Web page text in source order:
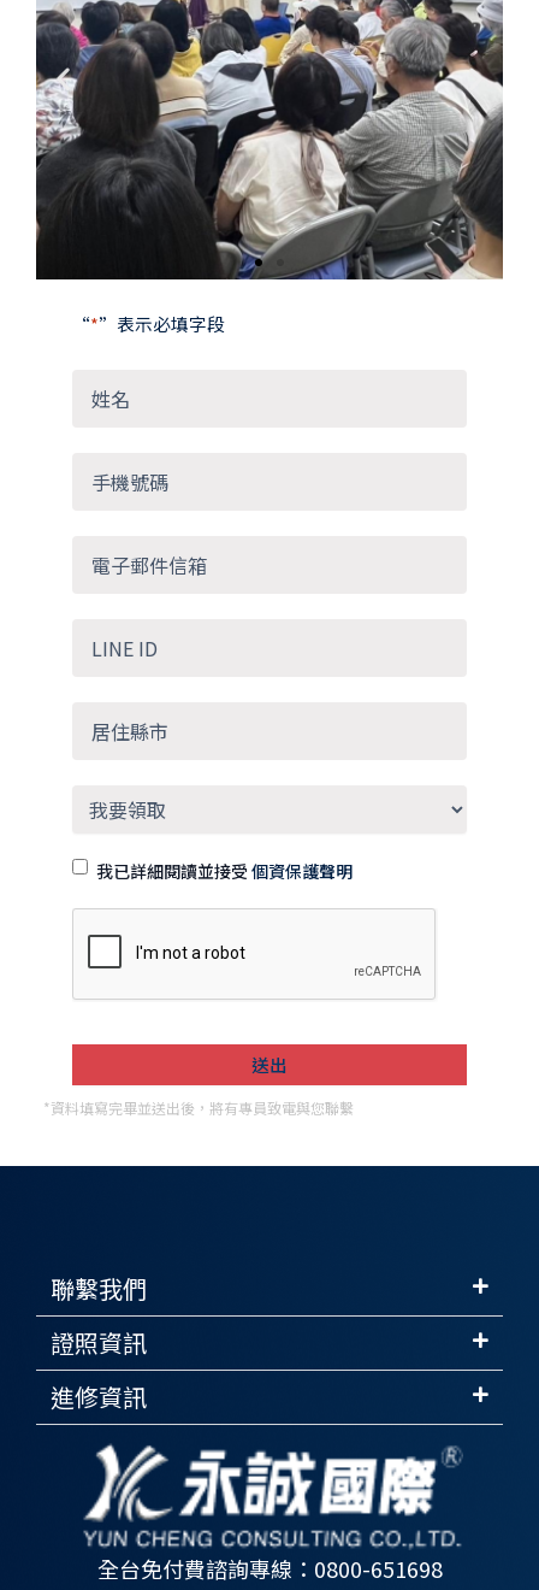
“*”表示必填字段
我已詳細閱讀並接受 個資保護聲明
*資料填寫完畢並送出後，將有專員致電與您聯繫
Previous
slide
Next
slide
全台免付費諮詢專線：0800-651698
聯繫我們
證照資訊
進修資訊